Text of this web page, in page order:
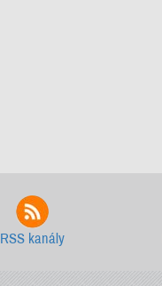
RSS kanály